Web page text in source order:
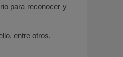
para reconocer y
entre otros.